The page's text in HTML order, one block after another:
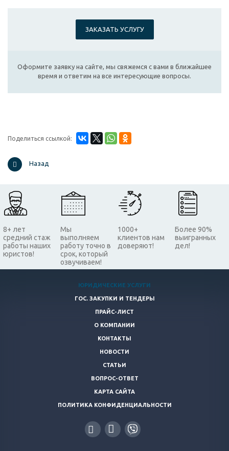
ЗАКАЗАТЬ УСЛУГУ
Оформите заявку на сайте, мы свяжемся с вами в ближайшее
время и ответим на все интересующие вопросы.
Поделиться ссылкой:
Назад
8+ лет
средний стаж
работы наших
юристов!
Мы
выполняем
работу точно в
срок, который
озвучиваем!
1000+
клиентов нам
доверяют!
Более 90%
выигранных
дел!
ЮРИДИЧЕСКИЕ УСЛУГИ
ГОС. ЗАКУПКИ И ТЕНДЕРЫ
ПРАЙС-ЛИСТ
О КОМПАНИИ
КОНТАКТЫ
НОВОСТИ
СТАТЬИ
ВОПРОС-ОТВЕТ
КАРТА САЙТА
ПОЛИТИКА КОНФИДЕНЦИАЛЬНОСТИ